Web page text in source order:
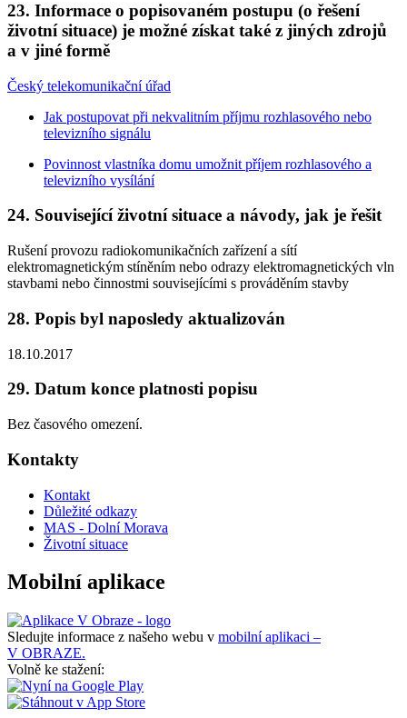
23. Informace o popisovaném postupu (o řešení
životní situace) je možné získat také z jiných zdrojů
a v jiné formě
Český telekomunikační úřad
Jak postupovat při nekvalitním příjmu rozhlasového nebo
televizního signálu
Povinnost vlastníka domu umožnit příjem rozhlasového a
televizního vysílání
24. Související životní situace a návody, jak je řešit
Rušení provozu radiokomunikačních zařízení a sítí
elektromagnetickým stíněním nebo odrazy elektromagnetických vln
stavbami nebo činnostmi souvisejícími s prováděním stavby
28. Popis byl naposledy aktualizován
18.10.2017
29. Datum konce platnosti popisu
Bez časového omezení.
Kontakty
Kontakt
Důležité odkazy
MAS - Dolní Morava
Životní situace
Mobilní aplikace
Sledujte informace z našeho webu v mobilní aplikaci –
V OBRAZE.
Volně ke stažení: